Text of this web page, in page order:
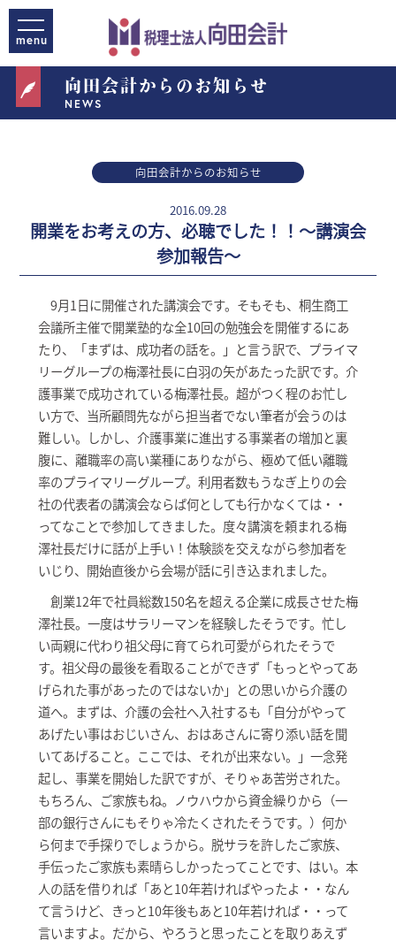
向田会計からのお知らせ
NEWS
向田会計からのお知らせ
2016.09.28
開業をお考えの方、必聴でした！！～講演会
参加報告～
9月1日に開催された講演会です。そもそも、桐生商工
会議所主催で開業塾的な全10回の勉強会を開催するにあ
たり、「まずは、成功者の話を。」と言う訳で、プライマ
リーグループの梅澤社長に白羽の矢があたった訳です。介
護事業で成功されている梅澤社長。超がつく程のお忙し
い方で、当所顧問先ながら担当者でない筆者が会うのは
難しい。しかし、介護事業に進出する事業者の増加と裏
腹に、離職率の高い業種にありながら、極めて低い離職
率のプライマリーグループ。利用者数もうなぎ上りの会
社の代表者の講演会ならば何としても行かなくては・・
ってなことで参加してきました。度々講演を頼まれる梅
澤社長だけに話が上手い！体験談を交えながら参加者を
いじり、開始直後から会場が話に引き込まれました。
創業12年で社員総数150名を超える企業に成長させた梅
澤社長。一度はサラリーマンを経験したそうです。忙し
い両親に代わり祖父母に育てられ可愛がられたそうで
す。祖父母の最後を看取ることができず「もっとやってあ
げられた事があったのではないか」との思いから介護の
道へ。まずは、介護の会社へ入社するも「自分がやって
あげたい事はおじいさん、おはあさんに寄り添い話を聞
いてあげること。ここでは、それが出来ない。」一念発
起し、事業を開始した訳ですが、そりゃあ苦労された。
もちろん、ご家族もね。ノウハウから資金繰りから（一
部の銀行さんにもそりゃ冷たくされたそうです。）何か
ら何まで手探りでしょうから。脱サラを許したご家族、
手伝ったご家族も素晴らしかったってことです、はい。本
人の話を借りれば「あと10年若ければやったよ・・なん
て言うけど、きっと10年後もあと10年若ければ・・って
言いますよ。だから、やろうと思ったことを取りあえず